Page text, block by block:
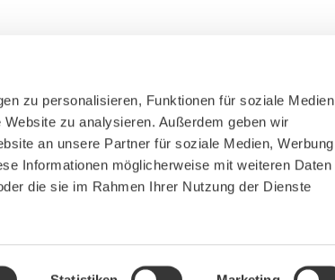
zu personalisieren, Funktionen für soziale Medien
zu analysieren. Außerdem geben wir
an unsere Partner für soziale Medien, Werbung
Informationen möglicherweise mit weiteren Daten
die sie im Rahmen Ihrer Nutzung der Dienste
Datenschutzerklärung
Bildnachweis